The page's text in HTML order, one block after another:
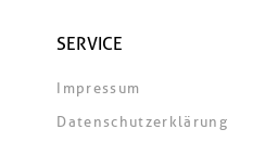
SERVICE
Impressum
Datenschutzerklärung